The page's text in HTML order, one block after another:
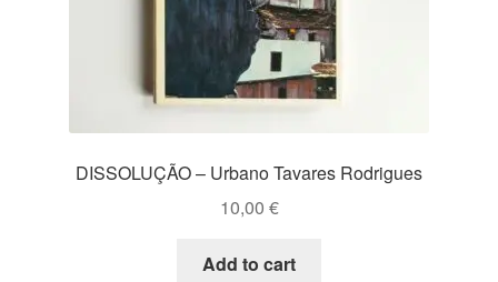
DISSOLUÇÃO – Urbano Tavares Rodrigues
10,00 €
Add to cart